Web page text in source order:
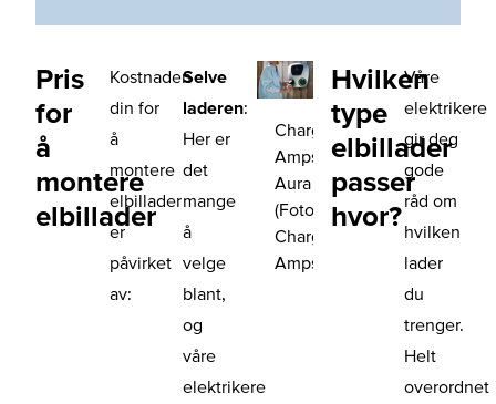
Pris
for
å
montere
elbillader
Kostnaden
din for
å
montere
elbillader
er
påvirket
av:
Selve
laderen:
Her er
det
mange
å
velge
blant,
og
våre
elektrikere
Charge
Amps
Aura
(Foto:
Charge
Amps)
Hvilken
type
elbillader
passer
hvor?
Våre
elektrikere
gir deg
gode
råd om
hvilken
lader
du
trenger.
Helt
overordnet